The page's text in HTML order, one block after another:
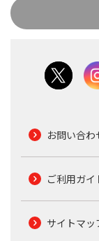
お問い合わ
ご利用ガイ
サイトマッ